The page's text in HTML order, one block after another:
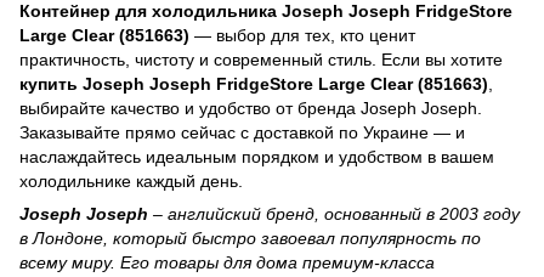
Контейнер для холодильника Joseph Joseph FridgeStore
Large Clear (851663) — выбор для тех, кто ценит
практичность, чистоту и современный стиль. Если вы хотите
купить Joseph Joseph FridgeStore Large Clear (851663),
выбирайте качество и удобство от бренда Joseph Joseph.
Заказывайте прямо сейчас с доставкой по Украине — и
наслаждайтесь идеальным порядком и удобством в вашем
холодильнике каждый день.
Joseph Joseph – английский бренд, основанный в 2003 году
в Лондоне, который быстро завоевал популярность по
всему миру. Его товары для дома премиум‑класса